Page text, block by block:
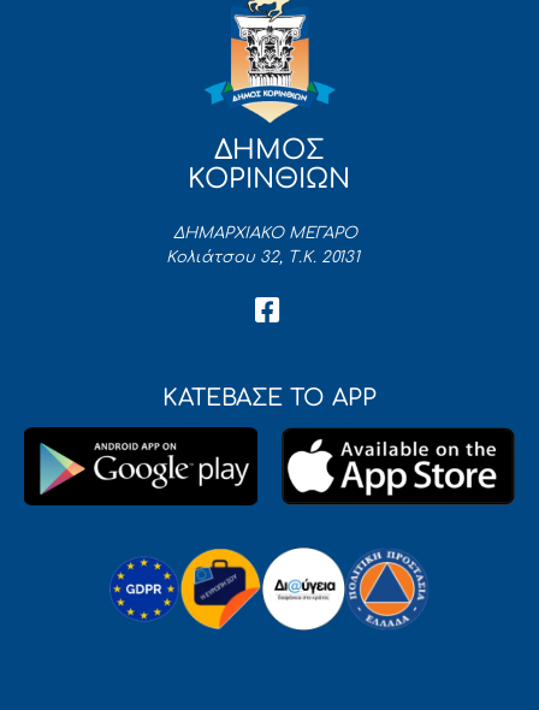
ΔΗΜΟΣ
ΚΟΡΙΝΘΙΩΝ
ΔΗΜΑΡΧΙΑΚΟ ΜΕΓΑΡΟ
Κολιάτσου 32, Τ.Κ. 20131
ΚΑΤΕΒΑΣΕ ΤΟ APP